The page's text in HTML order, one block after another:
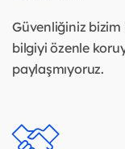
Güvenliğiniz bizim
bilgiyi özenle
paylaşmıyoruz.